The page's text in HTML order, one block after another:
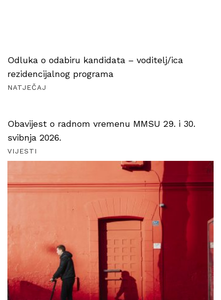
Odluka o odabiru kandidata – voditelj/ica
rezidencijalnog programa
NATJEČAJ
Obavijest o radnom vremenu MMSU 29. i 30.
svibnja 2026.
VIJESTI